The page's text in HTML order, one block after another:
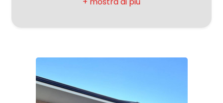
Comune: Sant'Elpidio a Mare
Numero posti auto scoperti: 10